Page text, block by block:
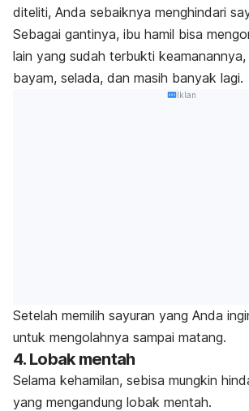
diteliti, Anda sebaiknya menghindari
Sebagai gantinya, ibu hamil bisa
lain yang sudah terbukti
bayam, selada, dan masih banyak lagi.
Iklan
Setelah memilih sayuran yang Anda
untuk mengolahnya sampai matang.
4. Lobak mentah
Selama kehamilan, sebisa mungkin
yang mengandung lobak mentah.